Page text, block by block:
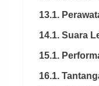
13.1.
14.1. Suara
15.1.
16.1.